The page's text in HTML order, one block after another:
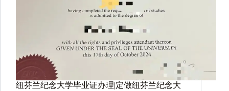
纽芬兰纪念大学毕业证办理|定做纽芬兰纪念大